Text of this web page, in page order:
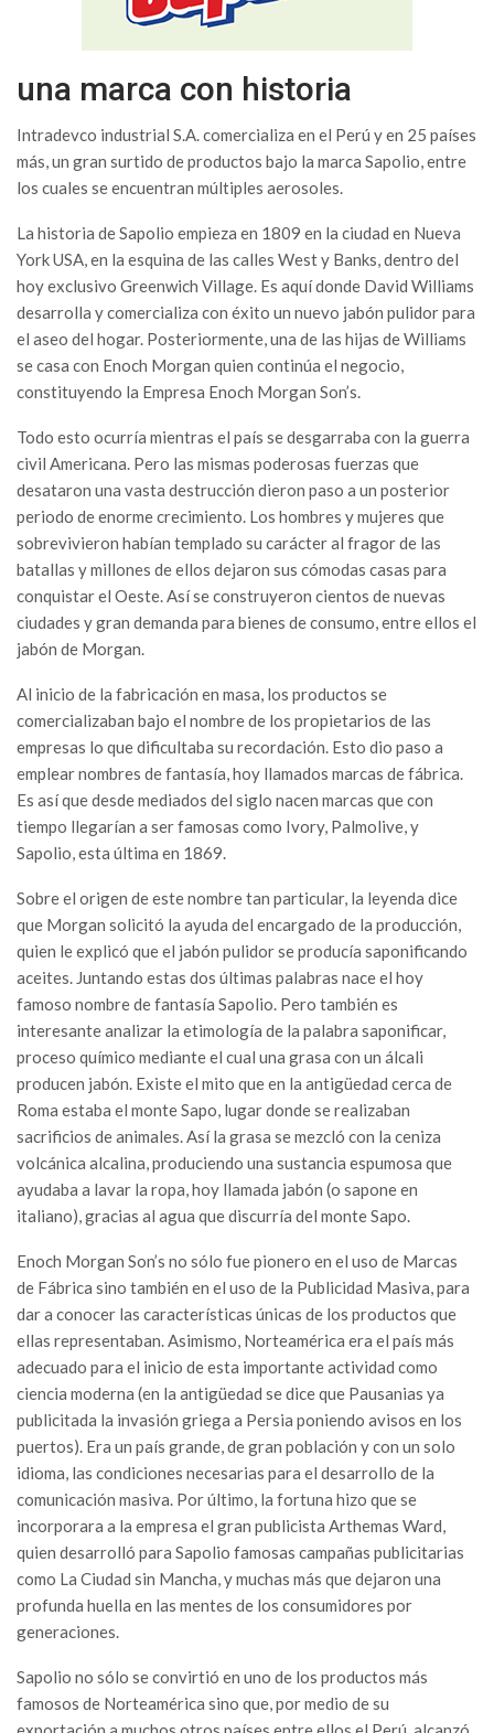
una marca con historia
Intradevco industrial S.A. comercializa en el Perú y en 25 países
más, un gran surtido de productos bajo la marca Sapolio, entre
los cuales se encuentran múltiples aerosoles.
La historia de Sapolio empieza en 1809 en la ciudad en Nueva
York USA, en la esquina de las calles West y Banks, dentro del
hoy exclusivo Greenwich Village. Es aquí donde David Williams
desarrolla y comercializa con éxito un nuevo jabón pulidor para
el aseo del hogar. Posteriormente, una de las hijas de Williams
se casa con Enoch Morgan quien continúa el negocio,
constituyendo la Empresa Enoch Morgan Son’s.
Todo esto ocurría mientras el país se desgarraba con la guerra
civil Americana. Pero las mismas poderosas fuerzas que
desataron una vasta destrucción dieron paso a un posterior
periodo de enorme crecimiento. Los hombres y mujeres que
sobrevivieron habían templado su carácter al fragor de las
batallas y millones de ellos dejaron sus cómodas casas para
conquistar el Oeste. Así se construyeron cientos de nuevas
ciudades y gran demanda para bienes de consumo, entre ellos el
jabón de Morgan.
Al inicio de la fabricación en masa, los productos se
comercializaban bajo el nombre de los propietarios de las
empresas lo que dificultaba su recordación. Esto dio paso a
emplear nombres de fantasía, hoy llamados marcas de fábrica.
Es así que desde mediados del siglo nacen marcas que con
tiempo llegarían a ser famosas como Ivory, Palmolive, y
Sapolio, esta última en 1869.
Sobre el origen de este nombre tan particular, la leyenda dice
que Morgan solicitó la ayuda del encargado de la producción,
quien le explicó que el jabón pulidor se producía saponificando
aceites. Juntando estas dos últimas palabras nace el hoy
famoso nombre de fantasía Sapolio. Pero también es
interesante analizar la etimología de la palabra saponificar,
proceso químico mediante el cual una grasa con un álcali
producen jabón. Existe el mito que en la antigüedad cerca de
Roma estaba el monte Sapo, lugar donde se realizaban
sacrificios de animales. Así la grasa se mezcló con la ceniza
volcánica alcalina, produciendo una sustancia espumosa que
ayudaba a lavar la ropa, hoy llamada jabón (o sapone en
italiano), gracias al agua que discurría del monte Sapo.
Enoch Morgan Son’s no sólo fue pionero en el uso de Marcas
de Fábrica sino también en el uso de la Publicidad Masiva, para
dar a conocer las características únicas de los productos que
ellas representaban. Asimismo, Norteamérica era el país más
adecuado para el inicio de esta importante actividad como
ciencia moderna (en la antigüedad se dice que Pausanias ya
publicitada la invasión griega a Persia poniendo avisos en los
puertos). Era un país grande, de gran población y con un solo
idioma, las condiciones necesarias para el desarrollo de la
comunicación masiva. Por último, la fortuna hizo que se
incorporara a la empresa el gran publicista Arthemas Ward,
quien desarrolló para Sapolio famosas campañas publicitarias
como La Ciudad sin Mancha, y muchas más que dejaron una
profunda huella en las mentes de los consumidores por
generaciones.
Sapolio no sólo se convirtió en uno de los productos más
famosos de Norteamérica sino que, por medio de su